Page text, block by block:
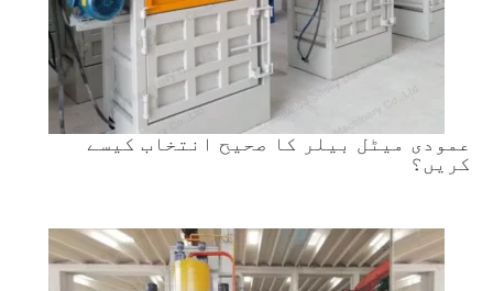
عمودی میٹل بیلر کا صحیح انتخاب کیسے
کریں؟